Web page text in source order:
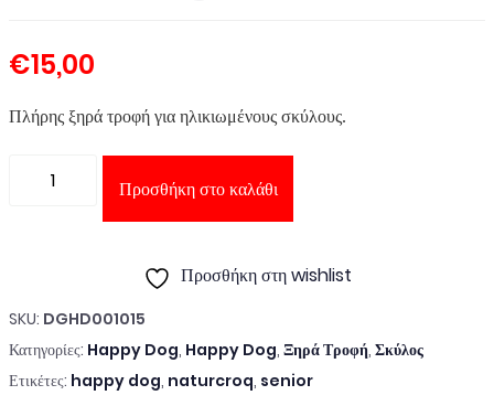
€15,00
Πλήρης ξηρά τροφή για ηλικιωμένους σκύλους.
Ποσότητα
Προσθήκη στο καλάθι
Προσθήκη στη wishlist
SKU: DGHD001015
Κατηγορίες: Happy Dog, Happy Dog, Ξηρά Τροφή, Σκύλος
Ετικέτες: happy dog, naturcroq, senior